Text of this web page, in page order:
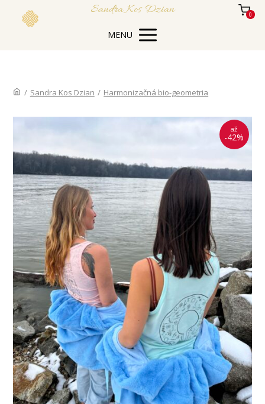
Sandra Kos Dzian 0
MENU
/ Sandra Kos Dzian / Harmonizačná bio-geometria
až
-42%